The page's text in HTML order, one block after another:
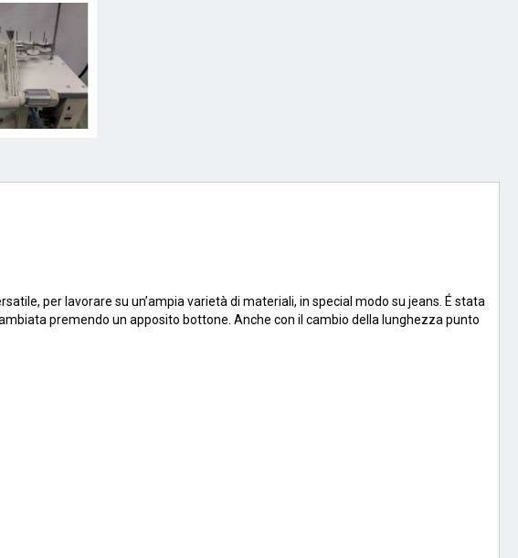
per lavorare su un’ampia varietà di materiali, in special modo su jeans. É stata
premendo un apposito bottone. Anche con il cambio della lunghezza punto